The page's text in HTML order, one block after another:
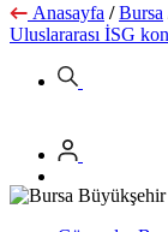
Anasayfa / Bursa
Uluslararası İSG